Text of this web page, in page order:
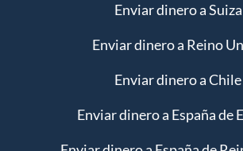
Enviar dinero a Suiza
Enviar dinero a Reino
Enviar dinero a Chile
Enviar dinero a España de